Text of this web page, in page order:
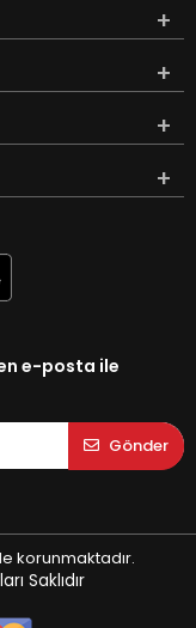
e-posta ile
Gönder
korunmaktadır.
Saklıdır